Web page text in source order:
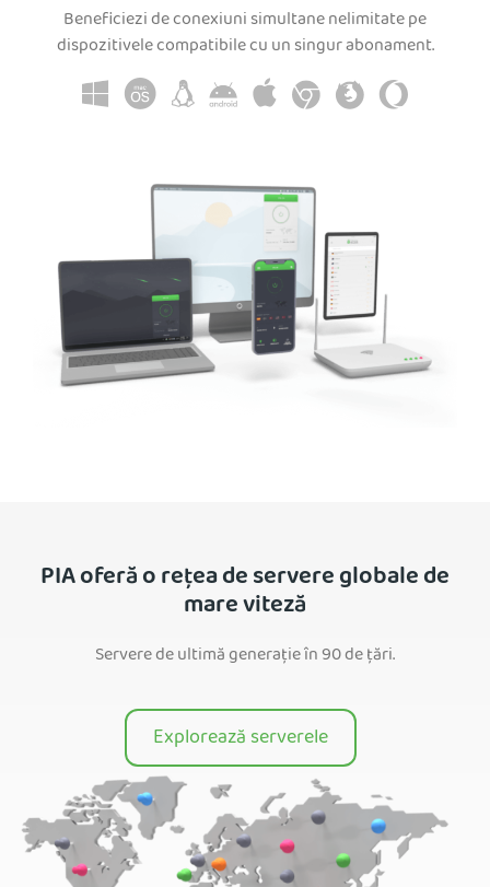
Beneficiezi de conexiuni simultane nelimitate pe
dispozitivele compatibile cu un singur abonament.
PIA oferă o rețea de servere globale de
mare viteză
Servere de ultimă generație în 90 de țări.
Explorează serverele